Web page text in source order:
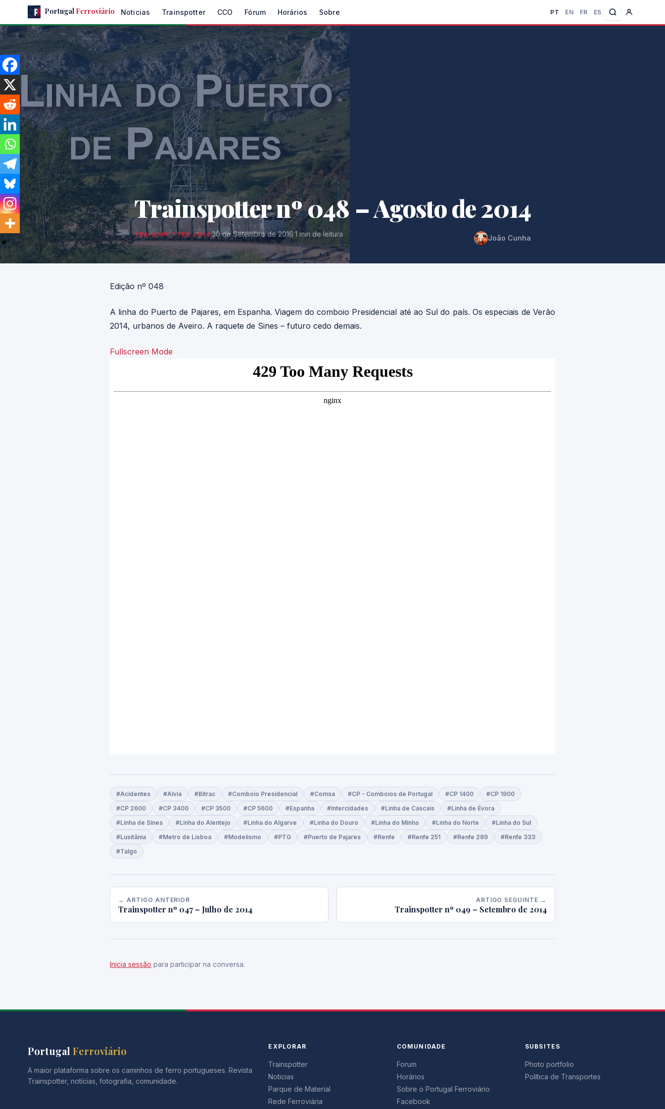
the
content
Portugal Ferroviário Noticias Trainspotter CCO Fórum Horários Sobre PT EN FR ES
Trainspotter nº 048 – Agosto de 2014
TRAINSPOTTER 2014·30 de Setembro de 2016·1 min de leitura João Cunha
Edição nº 048
A linha do Puerto de Pajares, em Espanha. Viagem do comboio Presidencial até ao Sul do país. Os especiais de Verão
2014, urbanos de Aveiro. A raquete de Sines – futuro cedo demais.
Fullscreen Mode
#Acidentes #Alvia #Bitrac #Comboio Presidencial #Comsa #CP - Comboios de Portugal #CP 1400
#CP 1900
#CP 2600
#CP 3400 #CP 3500 #CP 5600 #Espanha #Intercidades #Linha de Cascais
#Linha de Évora
#Linha de Sines
#Linha do Alentejo #Linha do Algarve #Linha do Douro #Linha do Minho #Linha do Norte
#Linha do Sul
#Lusitânia
#Metro de Lisboa #Modelismo #PTG #Puerto de Pajares #Renfe #Renfe 251 #Renfe 289
#Renfe 333
#Talgo
← ARTIGO ANTERIOR
Trainspotter nº 047 – Julho de 2014
ARTIGO SEGUINTE →
Trainspotter nº 049 – Setembro de 2014
Inicia sessão para participar na conversa.
Portugal Ferroviário
A maior plataforma sobre os caminhos de ferro portugueses. Revista
Trainspotter, notícias, fotografia, comunidade.
EXPLORAR
Trainspotter
Noticias
Parque de Material
Rede Ferroviária
COMUNIDADE
Forum
Horários
Sobre o Portugal Ferroviário
Facebook
SUBSITES
Photo portfolio
Política de Transportes